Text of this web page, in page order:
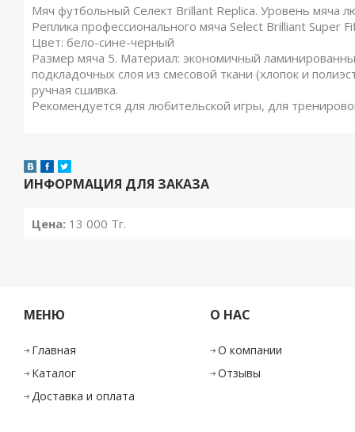
Мяч футбольный Селект Brillant Replica. Уровень мяча
Реплика профессионального мяча Select Brilliant Super
Цвет: бело-сине-черный
Размер мяча 5. Материал: экономичный
подкладочных слоя из смесовой ткани (хлопок и
ручная сшивка.
Рекомендуется для любительской игры, для
ИНФОРМАЦИЯ ДЛЯ ЗАКАЗА
Цена: 13 000 Тг.
МЕНЮ
Главная
Каталог
Доставка и оплата
О НАС
О компании
Отзывы